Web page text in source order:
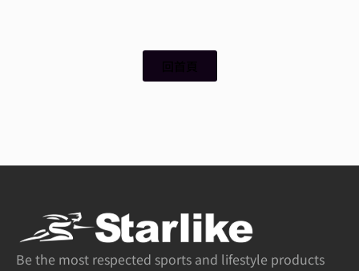
Be the most respected sports and lifestyle products